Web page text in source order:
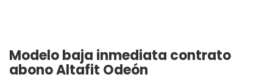
Modelo baja inmediata contrato
abono Altafit Odeón